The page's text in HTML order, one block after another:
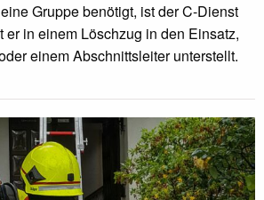
Gruppe benötigt, ist der C-Dienst
er in einem Löschzug in den Einsatz,
einem Abschnittsleiter unterstellt.